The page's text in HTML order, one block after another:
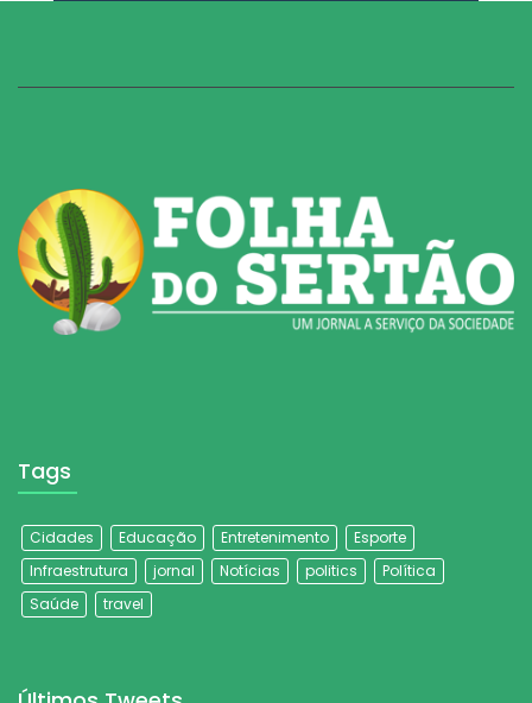
Tags
Cidades Educação Entretenimento
Esporte
Infraestrutura
jornal Notícias politics
Política
Saúde
travel